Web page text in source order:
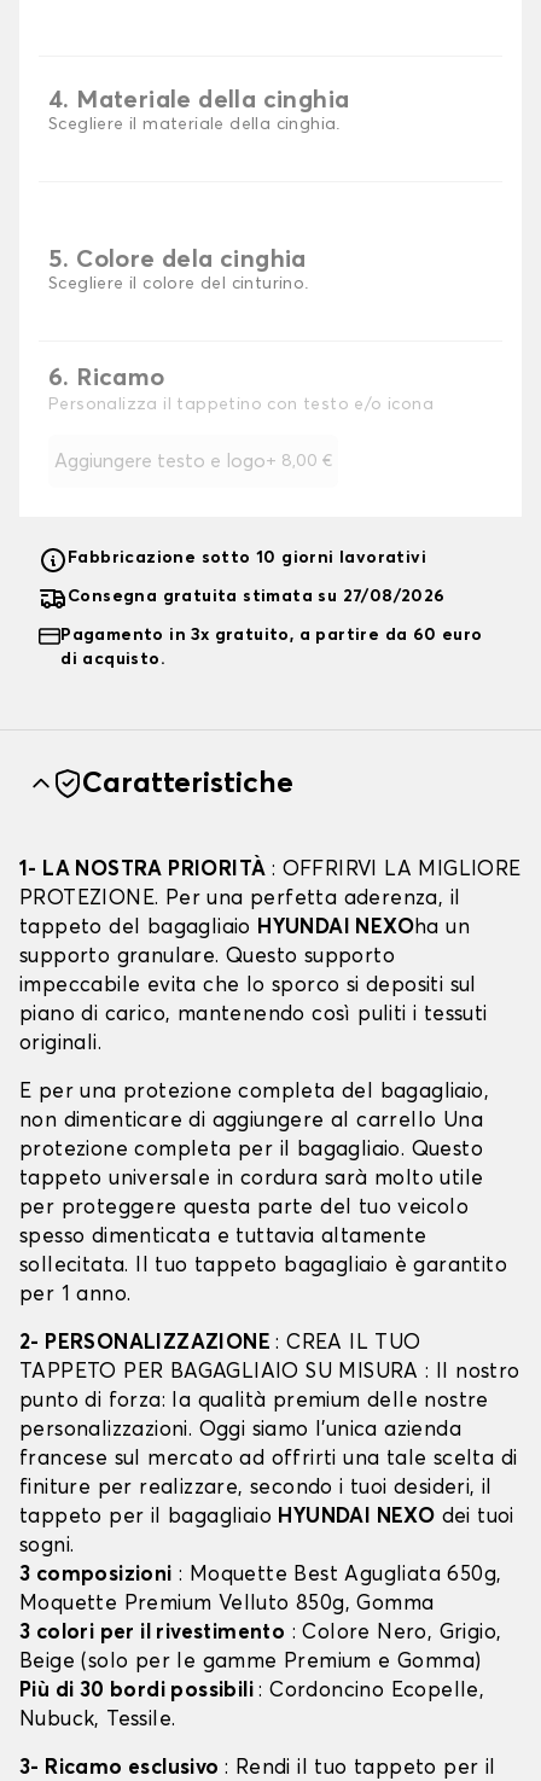
4. Materiale della cinghia
Scegliere il materiale della cinghia.
5. Colore dela cinghia
Scegliere il colore del cinturino.
6. Ricamo
Personalizza il tappetino con testo e/o icona
Aggiungere testo e logo+ 8,00 €
Fabbricazione sotto 10 giorni lavorativi
Consegna gratuita stimata su 27/08/2026
Pagamento in 3x gratuito, a partire da 60 euro
di acquisto.
Caratteristiche
1- LA NOSTRA PRIORITÀ : OFFRIRVI LA MIGLIORE
PROTEZIONE. Per una perfetta aderenza, il
tappeto del bagagliaio HYUNDAI NEXOha un
supporto granulare. Questo supporto
impeccabile evita che lo sporco si depositi sul
piano di carico, mantenendo così puliti i tessuti
originali.
E per una protezione completa del bagagliaio,
non dimenticare di aggiungere al carrello Una
protezione completa per il bagagliaio. Questo
tappeto universale in cordura sarà molto utile
per proteggere questa parte del tuo veicolo
spesso dimenticata e tuttavia altamente
sollecitata. Il tuo tappeto bagagliaio è garantito
per 1 anno.
2- PERSONALIZZAZIONE: CREA IL TUO
TAPPETO PER BAGAGLIAIO SU MISURA : Il nostro
punto di forza: la qualità premium delle nostre
personalizzazioni. Oggi siamo l’unica azienda
francese sul mercato ad offrirti una tale scelta di
finiture per realizzare, secondo i tuoi desideri, il
tappeto per il bagagliaio HYUNDAI NEXO dei tuoi
sogni.
3 composizioni : Moquette Best Agugliata 650g,
Moquette Premium Velluto 850g, Gomma
3 colori per il rivestimento : Colore Nero, Grigio,
Beige (solo per le gamme Premium e Gomma)
Più di 30 bordi possibili: Cordoncino Ecopelle,
Nubuck, Tessile.
3- Ricamo esclusivo : Rendi il tuo tappeto per il